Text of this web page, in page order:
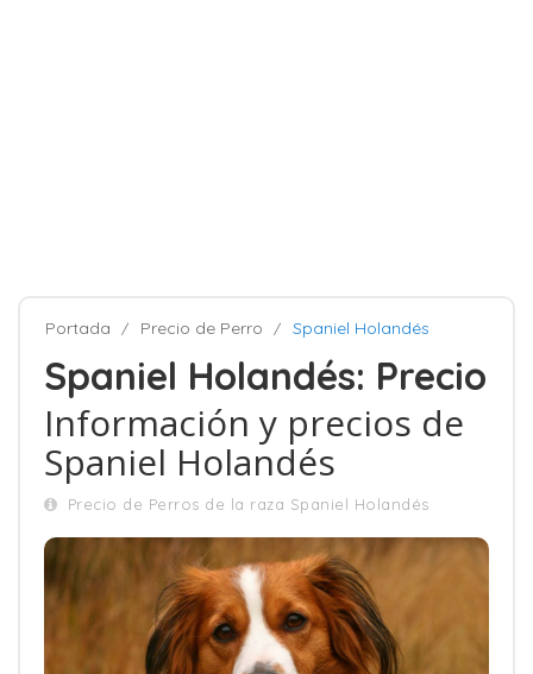
Portada Precio de Perro Spaniel Holandés
Spaniel Holandés: Precio
Información y precios de
Spaniel Holandés
Precio de Perros de la raza Spaniel Holandés